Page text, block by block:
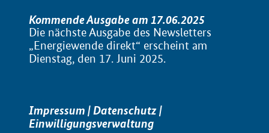
Kommende Ausgabe am 17.06.2025
Die nächste Ausgabe des Newsletters
„Energiewende direkt“ erscheint am
Dienstag, den 17. Juni 2025.
Impressum |Datenschutz|
Einwilligungsverwaltung